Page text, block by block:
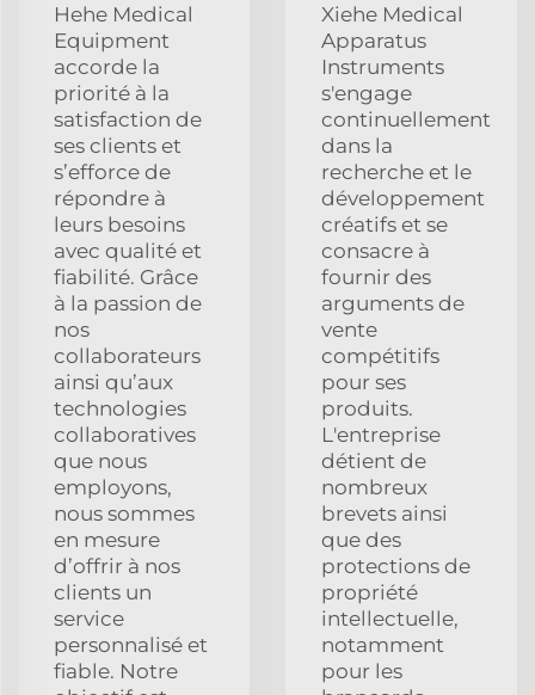
Hehe Medical
Equipment
accorde la
priorité à la
satisfaction de
ses clients et
s’efforce de
répondre à
leurs besoins
avec qualité et
fiabilité. Grâce
à la passion de
nos
collaborateurs
ainsi qu’aux
technologies
collaboratives
que nous
employons,
nous sommes
en mesure
d’offrir à nos
clients un
service
personnalisé et
fiable. Notre
Xiehe Medical
Apparatus
Instruments
s'engage
continuellement
dans la
recherche et le
développement
créatifs et se
consacre à
fournir des
arguments de
vente
compétitifs
pour ses
produits.
L'entreprise
détient de
nombreux
brevets ainsi
que des
protections de
propriété
intellectuelle,
notamment
pour les